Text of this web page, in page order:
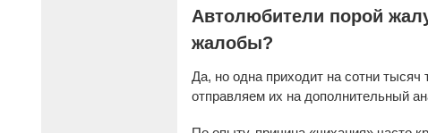
Автолюбители порой
жалобы?
Да, но одна приходит на сотни
отправляем их на дополнительный